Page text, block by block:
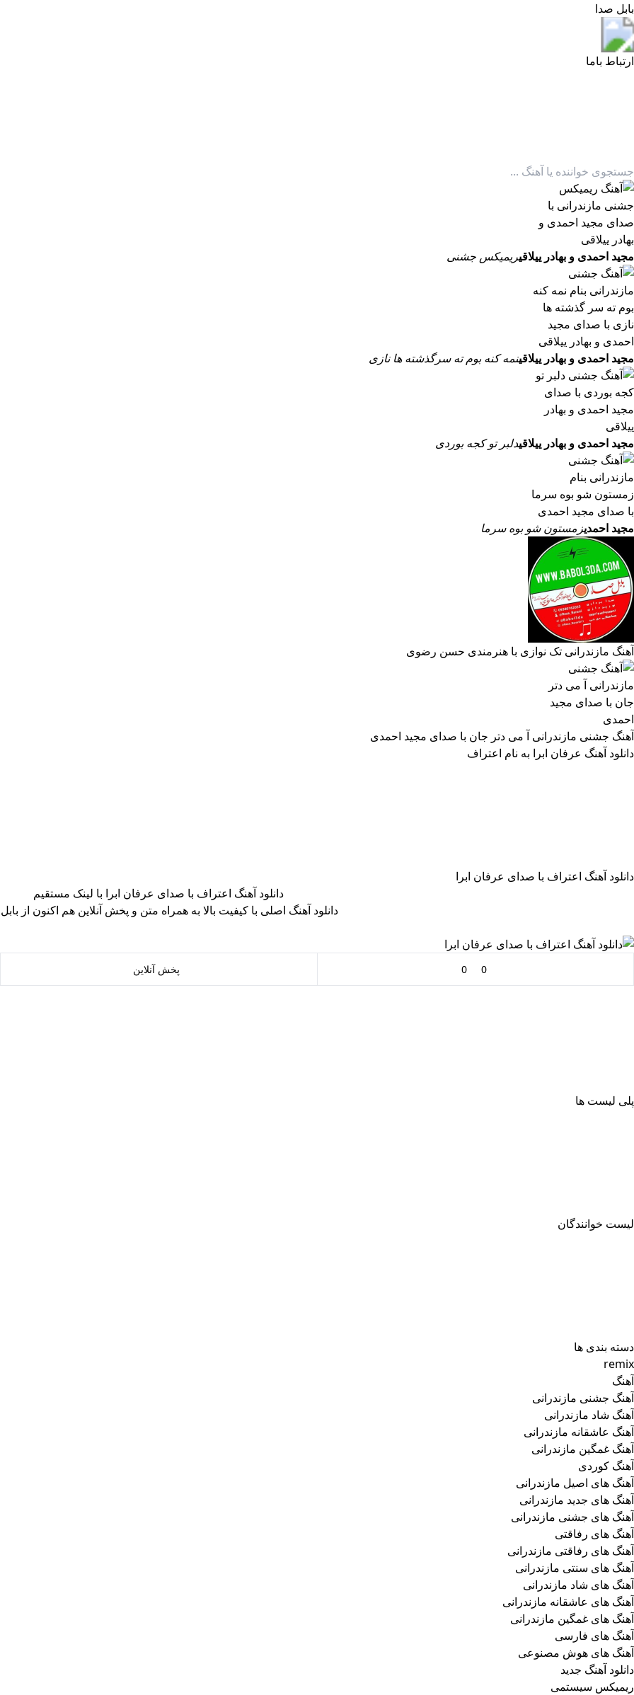
بابل صدا
ارتباط باما
مجید احمدی و بهادر ییلاقیریمیکس جشنی
مجید احمدی و بهادر ییلاقینمه کنه بوم ته سرگذشته ها نازی
مجید احمدی و بهادر ییلاقیدلبر تو کجه بوردی
مجید احمدیزمستون شو بوه سرما
آهنگ مازندرانی تک نوازی با هنرمندی حسن رضوی
آهنگ جشنی مازندرانی آ می دتر جان با صدای مجید احمدی
دانلود آهنگ عرفان ابرا به نام اعتراف
دانلود آهنگ اعتراف با صدای عرفان ابرا
دانلود آهنگ اعتراف با صدای عرفان ابرا با لینک مستقیم
دانلود آهنگ اصلی با کیفیت بالا به همراه متن و پخش آنلاین هم اکنون از
0
0 پخش آنلاین
پلی لیست ها
لیست خوانندگان
دسته بندی ها
remix
آهنگ
آهنگ جشنی مازندرانی
آهنگ شاد مازندرانی
آهنگ عاشقانه مازندرانی
آهنگ غمگین مازندرانی
آهنگ کوردی
آهنگ های اصیل مازندرانی
آهنگ های جدید مازندرانی
آهنگ های جشنی مازندرانی
آهنگ های رفاقتی
آهنگ های رفاقتی مازندرانی
آهنگ های سنتی مازندرانی
آهنگ های شاد مازندرانی
آهنگ های عاشقانه مازندرانی
آهنگ های غمگین مازندرانی
آهنگ های فارسی
آهنگ های هوش مصنوعی
دانلود آهنگ جدید
ریمیکس سیستمی